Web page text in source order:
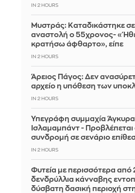
IN 2 HOURS
Μυστράς: Καταδικάστηκε σε
αναστολή ο 55χρονος-
κρατήσω άφθαρτο», είπε
IN 2 HOURS
Άρειος Πάγος: Δεν
αρχείο η υπόθεση των
IN 2 HOURS
Υπεγράφη συμμαχία
Ισλαμαμπάντ - Προβλέπεται
συνδρομή σε σενάριο
IN 2 HOURS
Φυτεία με περισσότερα
δενδρύλλια κάνναβης
δύσβατη δασική περιοχή